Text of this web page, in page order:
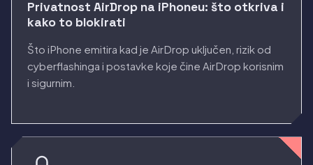
Privatnost AirDrop na iPhoneu: što otkriva i
kako to blokirati
Što iPhone emitira kad je AirDrop uključen, rizik od
cyberflashinga i postavke koje čine AirDrop korisnim
i sigurnim.